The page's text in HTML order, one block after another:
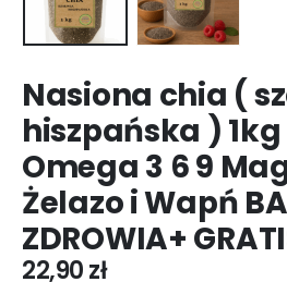
Nasiona chia (
hiszpańska ) 1kg
Omega 3 6 9
Żelazo i Wapń
ZDROWIA+
22,90zł